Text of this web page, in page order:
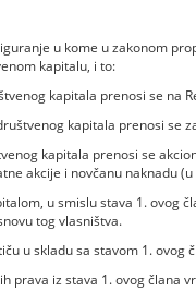
u kome u zakonom
kapitalu, i to:
kapitala prenosi se na
kapitala prenosi se
kapitala prenosi se
akcije i novčanu naknadu
u smislu stava 1. ovog
tog vlasništva.
u skladu sa stavom 1. ovog
prava iz stava 1. ovog člana